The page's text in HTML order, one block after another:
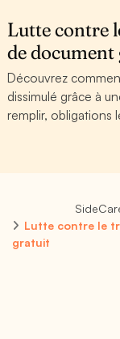
Lutte contre
de
Découvrez
dissimulé grâce à
remplir, obligations
Lutte contre le
gratuit